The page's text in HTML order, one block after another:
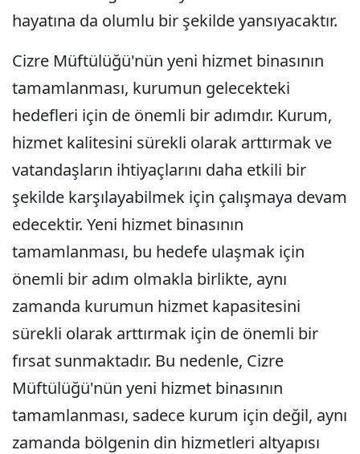
hayatına da olumlu bir şekilde yansıyacaktır.
Cizre Müftülüğü'nün yeni hizmet binasının
tamamlanması, kurumun gelecekteki
hedefleri için de önemli bir adımdır. Kurum,
hizmet kalitesini sürekli olarak arttırmak ve
vatandaşların ihtiyaçlarını daha etkili bir
şekilde karşılayabilmek için çalışmaya devam
edecektir. Yeni hizmet binasının
tamamlanması, bu hedefe ulaşmak için
önemli bir adım olmakla birlikte, aynı
zamanda kurumun hizmet kapasitesini
sürekli olarak arttırmak için de önemli bir
fırsat sunmaktadır. Bu nedenle, Cizre
Müftülüğü'nün yeni hizmet binasının
tamamlanması, sadece kurum için değil, aynı
zamanda bölgenin din hizmetleri altyapısı